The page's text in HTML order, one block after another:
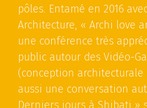
pôles. Entamé en 2016
Architecture, « Archi love
une conférence très
public autour des Vidéo-
(conception architecturale
aussi une conversation
Derniers jours à Shibati »